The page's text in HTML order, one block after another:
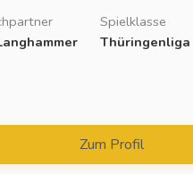
Spielklasse
Thüringenliga
Zum Profil